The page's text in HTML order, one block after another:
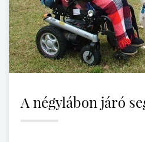
A négylábon járó